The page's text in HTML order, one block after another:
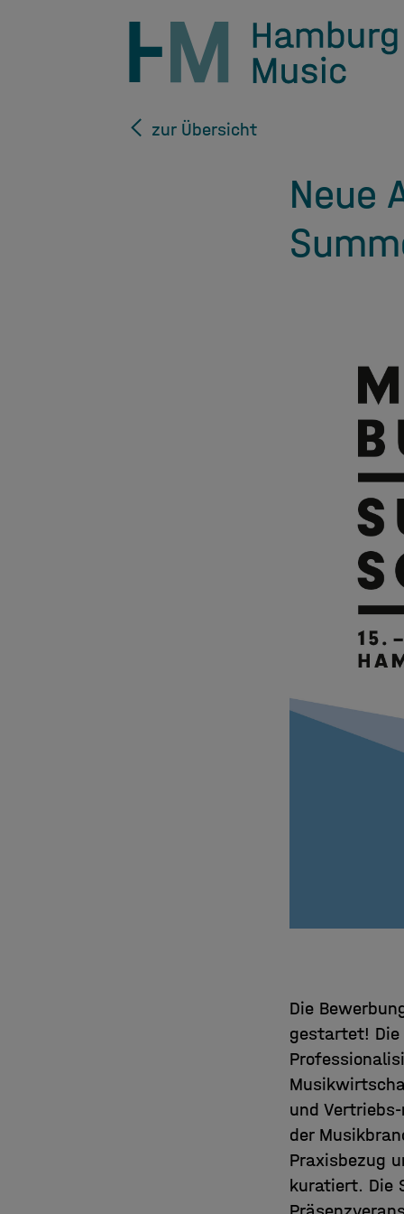
zur Übersicht
Neue
Die
gestartet! Die
und
der
Praxisbezug
kuratiert.⁠ Die